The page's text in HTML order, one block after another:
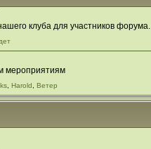
клуба для участников форума.
мероприятиям
,Harold ,Ветер